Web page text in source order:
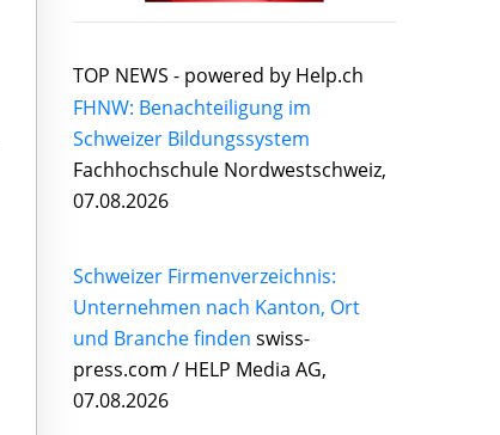
TOP NEWS - powered by Help.ch
FHNW: Benachteiligung im
Schweizer Bildungssystem
Fachhochschule Nordwestschweiz,
07.08.2026
Schweizer Firmenverzeichnis:
Unternehmen nach Kanton, Ort
und Branche finden swiss-
press.com / HELP Media AG,
07.08.2026